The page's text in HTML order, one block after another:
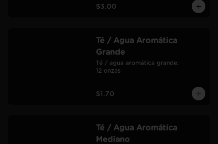
$3.00
Té / Agua Aromática
Grande
Té / agua aromática grande.
12 onzas
$1.70
Té / Agua Aromática
Mediano